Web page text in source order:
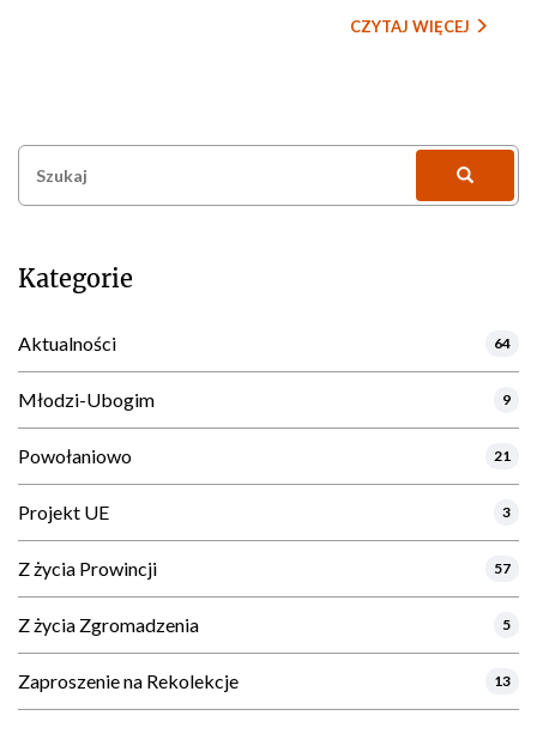
CZYTAJ WIĘCEJ
Kategorie
Aktualności 64
Młodzi-Ubogim 9
Powołaniowo 21
Projekt UE 3
Z życia Prowincji 57
Z życia Zgromadzenia 5
Zaproszenie na Rekolekcje 13